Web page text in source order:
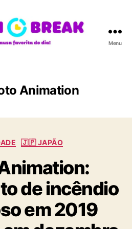
A
N
R
A
Menu
Animation
C
t
e
g
o
r
i
🇯🇵 JAPÃO
de incêndio
em 2019